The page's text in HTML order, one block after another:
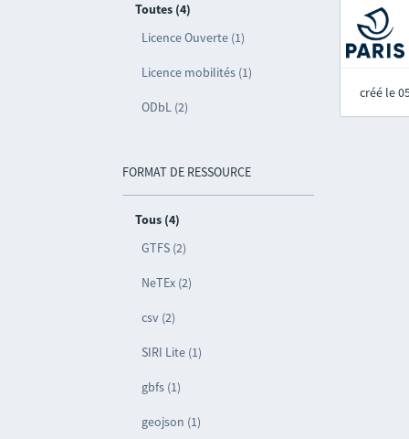
Toutes (4)
Licence Ouverte (1)
Licence mobilités (1)
ODbL (2)
FORMAT DE RESSOURCE
Tous (4)
GTFS (2)
NeTEx (2)
csv (2)
SIRI Lite (1)
gbfs (1)
geojson (1)
créé le